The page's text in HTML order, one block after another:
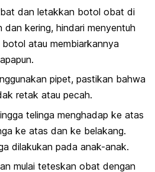
dan letakkan botol obat di
kering, hindari menyentuh
atau membiarkannya
pipet, pastikan bahwa
retak atau pecah.
telinga menghadap ke atas
ke atas dan ke belakang.
dilakukan pada anak-anak.
mulai teteskan obat dengan